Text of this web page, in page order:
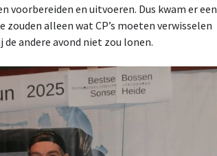
voorbereiden en uitvoeren. Dus kwam er een
zouden alleen wat CP’s moeten verwisselen
andere avond niet zou lonen.